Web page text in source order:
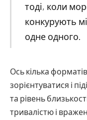
тоді, коли
конкурують
одне одного.
Ось кілька
зорієнтуватися і
та рівень
тривалістю і